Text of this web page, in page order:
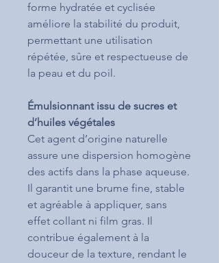
forme hydratée et cyclisée
améliore la stabilité du produit,
permettant une utilisation
répétée, sûre et respectueuse de
la peau et du poil.
Émulsionnant issu de sucres et
d’huiles végétales
Cet agent d’origine naturelle
assure une dispersion homogène
des actifs dans la phase aqueuse.
Il garantit une brume fine, stable
et agréable à appliquer, sans
effet collant ni film gras. Il
contribue également à la
douceur de la texture, rendant le